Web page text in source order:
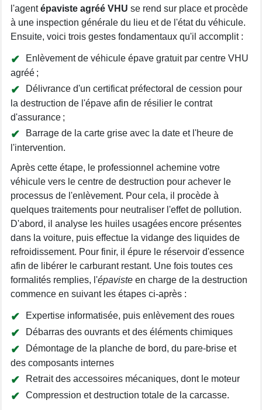
l'agentépaviste agréé VHU se rend sur place et procède
à une inspection générale du lieu et de l'état du véhicule.
Ensuite, voici trois gestes fondamentaux qu'il accomplit :
Enlèvement de véhicule épave gratuit par centre VHU
agréé ;
Délivrance d'un certificat préfectoral de cession pour
la destruction de l'épave afin de résilier le contrat
d'assurance ;
Barrage de la carte grise avec la date et l'heure de
l'intervention.
Après cette étape, le professionnel achemine votre
véhicule vers le centre de destruction pour achever le
processus de l'enlèvement. Pour cela, il procède à
quelques traitements pour neutraliser l'effet de pollution.
D'abord, il analyse les huiles usagées encore présentes
dans la voiture, puis effectue la vidange des liquides de
refroidissement. Pour finir, il épure le réservoir d'essence
afin de libérer le carburant restant. Une fois toutes ces
formalités remplies, l'épaviste en charge de la destruction
commence en suivant les étapes ci-après :
Expertise informatisée, puis enlèvement des roues
Débarras des ouvrants et des éléments chimiques
Démontage de la planche de bord, du pare-brise et
des composants internes
Retrait des accessoires mécaniques, dont le moteur
Compression et destruction totale de la carcasse.